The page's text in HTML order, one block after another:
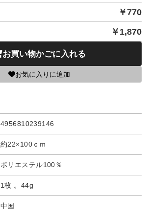
￥770
￥ 1,870
お買い物かごに入れる
お気に入りに追加
4956810239146
約22×100ｃｍ
ポリエステル100％
1枚 。44g
中国